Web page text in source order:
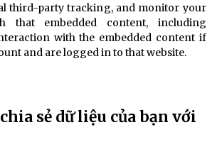
third-party tracking, and monitor your
that embedded content, including
with the embedded content if
and are logged in to that website.
sẻ dữ liệu của bạn với